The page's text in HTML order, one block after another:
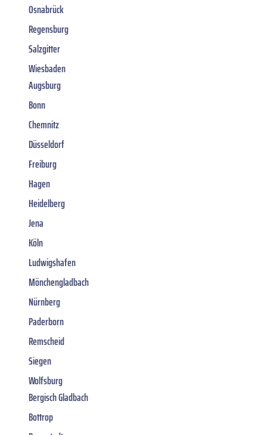
Osnabrück
Regensburg
Salzgitter
Wiesbaden
Augsburg
Bonn
Chemnitz
Düsseldorf
Freiburg
Hagen
Heidelberg
Jena
Köln
Ludwigshafen
Mönchengladbach
Nürnberg
Paderborn
Remscheid
Siegen
Wolfsburg
Bergisch Gladbach
Bottrop